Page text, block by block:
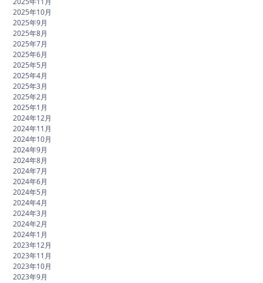
2025年10月
2025年9月
2025年8月
2025年7月
2025年6月
2025年5月
2025年4月
2025年3月
2025年2月
2025年1月
2024年12月
2024年11月
2024年10月
2024年9月
2024年8月
2024年7月
2024年6月
2024年5月
2024年4月
2024年3月
2024年2月
2024年1月
2023年12月
2023年11月
2023年10月
2023年9月